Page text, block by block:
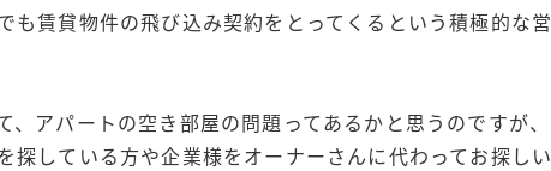
も賃貸物件の飛び込み契約をとってくるという積極的な営
、アパートの空き部屋の問題ってあるかと思うのですが、
探している方や企業様をオーナーさんに代わってお探しい